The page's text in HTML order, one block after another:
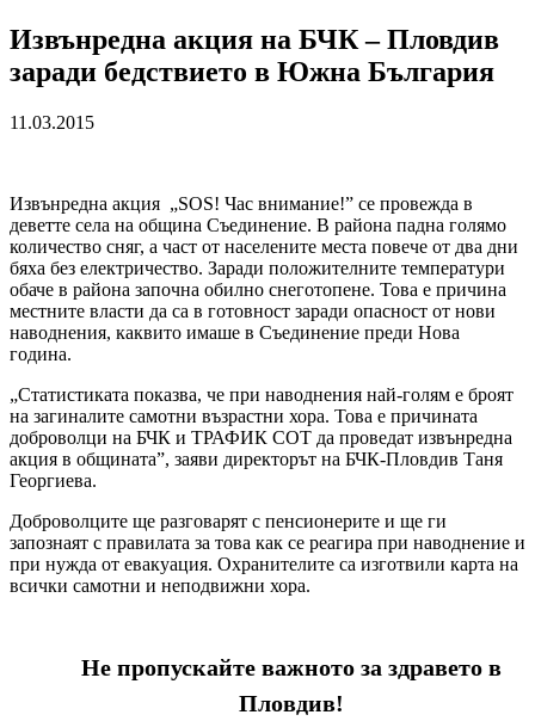
Извънредна акция на БЧК – Пловдив
заради бедствието в Южна България
11.03.2015
Извънредна акция „SOS! Час внимание!” се провежда в
деветте села на община Съединение. В района падна голямо
количество сняг, а част от населените места повече от два дни
бяха без електричество. Заради положителните температури
обаче в района започна обилно снеготопене. Това е причина
местните власти да са в готовност заради опасност от нови
наводнения, каквито имаше в Съединение преди Нова
година.
„Статистиката показва, че при наводнения най-голям е броят
на загиналите самотни възрастни хора. Това е причината
доброволци на БЧК и ТРАФИК СОТ да проведат извънредна
акция в общината”, заяви директорът на БЧК-Пловдив Таня
Георгиева.
Доброволците ще разговарят с пенсионерите и ще ги
запознаят с правилата за това как се реагира при наводнение и
при нужда от евакуация. Охранителите са изготвили карта на
всички самотни и неподвижни хора.
Не пропускайте важното за здравето в
Пловдив!